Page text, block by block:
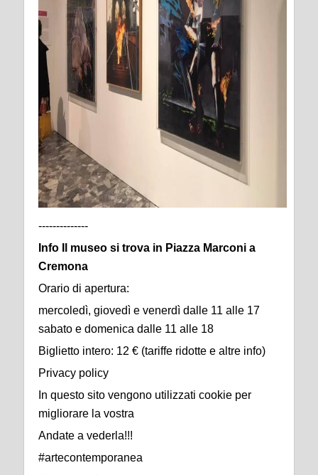
--------------
Info Il museo si trova in Piazza Marconi a
Cremona
Orario di apertura:
mercoledì, giovedì e venerdì dalle 11 alle 17
sabato e domenica dalle 11 alle 18
Biglietto intero: 12 € (tariffe ridotte e altre info)
Privacy policy
In questo sito vengono utilizzati cookie per
migliorare la vostra
Andate a vederla!!!
#artecontemporanea